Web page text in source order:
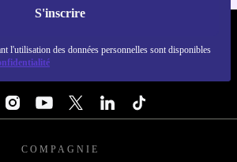
S'inscrire
l'utilisation des données personnelles sont disponibles
COMPAGNIE